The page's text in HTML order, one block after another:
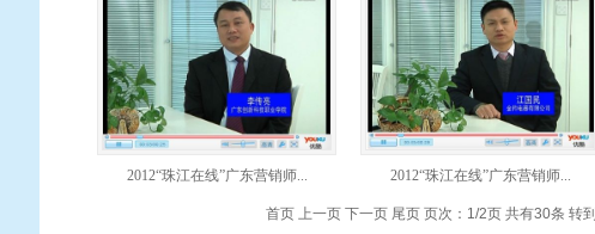
2012“珠江在线”广东营销师... 2012“珠江在线”广东营销师...
首页 上一页 下一页 尾页页次：1/2页 共有30条 转到